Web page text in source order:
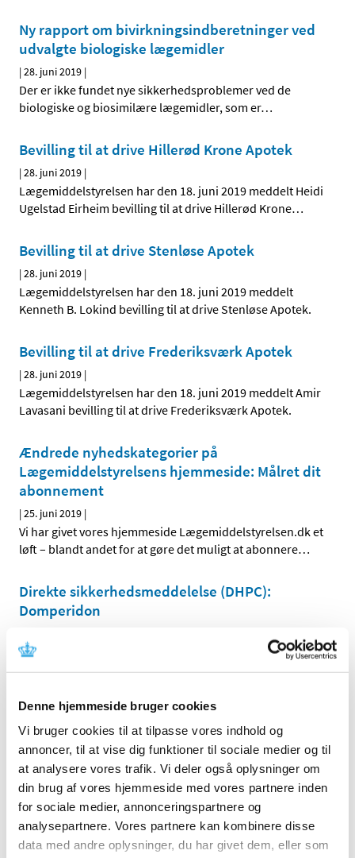
Denne hjemmeside bruger cookies
Vi bruger cookies til at tilpasse vores indhold og
annoncer, til at vise dig funktioner til sociale medier og til
at analysere vores trafik. Vi deler også oplysninger om
din brug af vores hjemmeside med vores partnere inden
for sociale medier, annonceringspartnere og
analysepartnere. Vores partnere kan kombinere disse
data med andre oplysninger, du har givet dem, eller som
Ny rapport om bivirkningsindberetninger ved
udvalgte biologiske lægemidler
|28. juni 2019 |
Der er ikke fundet nye sikkerhedsproblemer ved de
biologiske og biosimilære lægemidler, som er…
Bevilling til at drive Hillerød Krone Apotek
|28. juni 2019 |
Lægemiddelstyrelsen har den 18. juni 2019 meddelt Heidi
Ugelstad Eirheim bevilling til at drive Hillerød Krone…
Bevilling til at drive Stenløse Apotek
|28. juni 2019 |
Lægemiddelstyrelsen har den 18. juni 2019 meddelt
Kenneth B. Lokind bevilling til at drive Stenløse Apotek.
Bevilling til at drive Frederiksværk Apotek
|28. juni 2019 |
Lægemiddelstyrelsen har den 18. juni 2019 meddelt Amir
Lavasani bevilling til at drive Frederiksværk Apotek.
Ændrede nyhedskategorier på
Lægemiddelstyrelsens hjemmeside: Målret dit
abonnement
|25. juni 2019 |
Vi har givet vores hjemmeside Lægemiddelstyrelsen.dk et
løft – blandt andet for at gøre det muligt at abonnere…
Direkte sikkerhedsmeddelelse (DHPC):
Domperidon
Domperidon (Motilium® og Domperidon “Alternova”):
Fjernelse af doseringsoplysninger for pædiatriske…
Flutiform K-haler får generelt klausuleret
tilskud
|7. juni 2019 |
Flutiform K-haler, inhalationsspray (suspension med
indhold af fluticason og formoterol i styrkerne 50+5…
To bidrag til revurdering af tilskudsstatus for
medicin mod knogleskørhed